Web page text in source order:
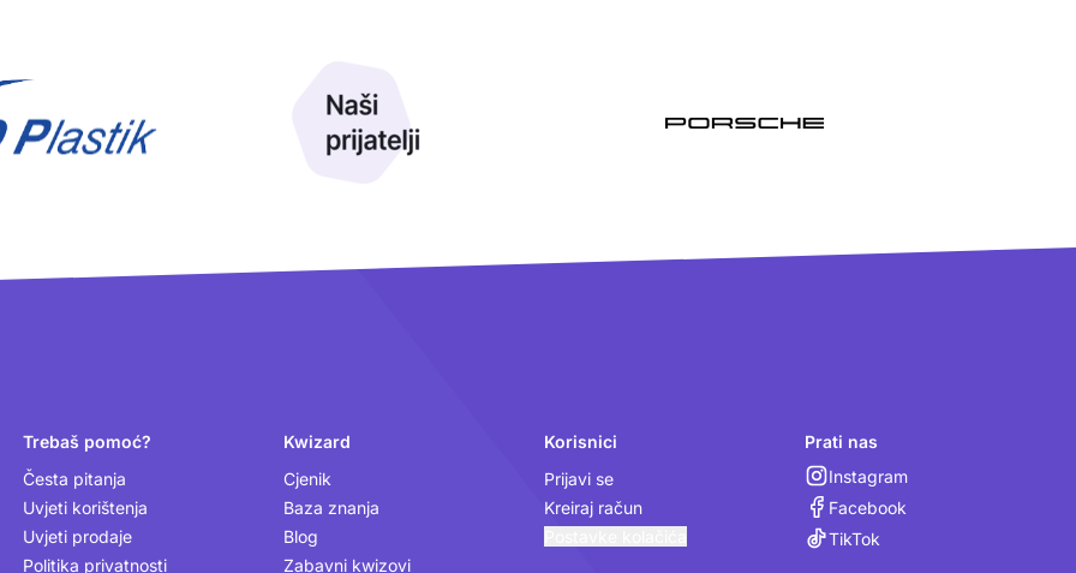
Trebaš pomoć?
Česta pitanja
Uvjeti korištenja
Uvjeti prodaje
Politika privatnosti
Kwizard
Cjenik
Baza znanja
Blog
Zabavni kwizovi
Korisnici
Prijavi se
Kreiraj račun
Prati nas
Instagram
Facebook
TikTok